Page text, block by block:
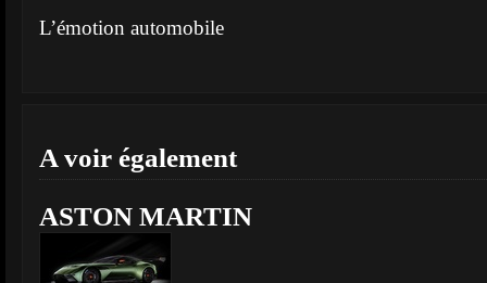
L’émotion automobile
A voir également
ASTON MARTIN